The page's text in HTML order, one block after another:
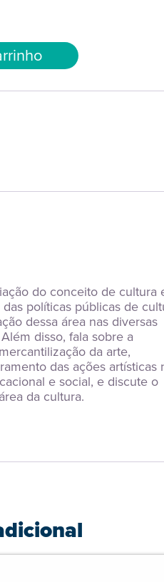
do conceito de cultura
políticas públicas de
dessa área nas diversas
disso, fala sobre a
da arte,
das ações artísticas
e social, e discute o
da cultura.